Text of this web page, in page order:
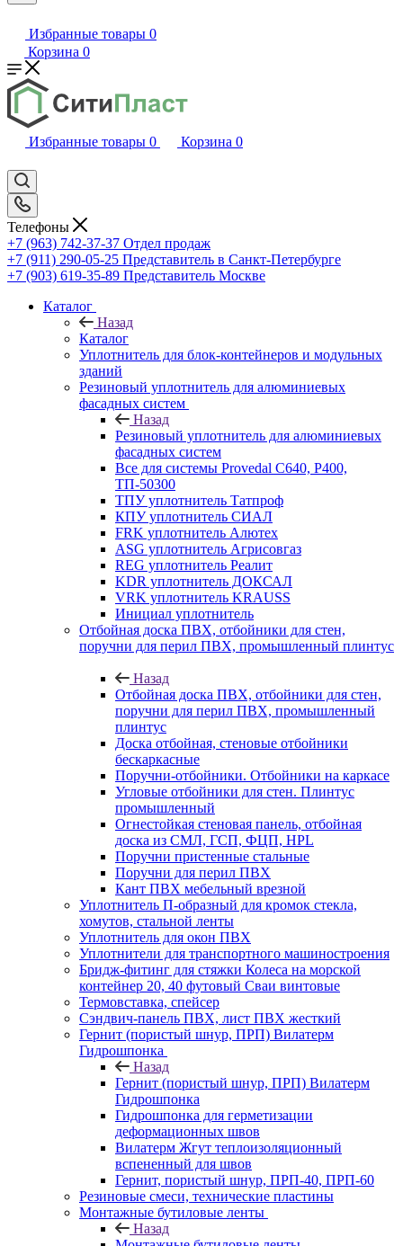
Избранные товары 0
Корзина 0
Избранные товары 0 Корзина 0
Телефоны
+7 (963) 742-37-37 Отдел продаж
+7 (911) 290-05-25 Представитель в Санкт-Петербурге
+7 (903) 619-35-89 Представитель Москве
Каталог
Назад
Каталог
Уплотнитель для блок-контейнеров и модульных
зданий
Резиновый уплотнитель для алюминиевых
фасадных систем
Назад
Резиновый уплотнитель для алюминиевых
фасадных систем
Все для системы Provedal С640, Р400,
ТП-50300
ТПУ уплотнитель Татпроф
КПУ уплотнитель СИАЛ
FRK уплотнитель Алютех
ASG уплотнитель Агрисовгаз
REG уплотнитель Реалит
KDR уплотнитель ДОКСАЛ
VRK уплотнитель KRAUSS
Инициал уплотнитель
Отбойная доска ПВХ, отбойники для стен,
поручни для перил ПВХ, промышленный плинтус
Назад
Отбойная доска ПВХ, отбойники для стен,
поручни для перил ПВХ, промышленный
плинтус
Доска отбойная, стеновые отбойники
бескаркасные
Поручни-отбойники. Отбойники на каркасе
Угловые отбойники для стен. Плинтус
промышленный
Огнестойкая стеновая панель, отбойная
доска из СМЛ, ГСП, ФЦП, HPL
Поручни пристенные стальные
Поручни для перил ПВХ
Кант ПВХ мебельный врезной
Уплотнитель П-образный для кромок стекла,
хомутов, стальной ленты
Уплотнитель для окон ПВХ
Уплотнители для транспортного машиностроения
Бридж-фитинг для стяжки Колеса на морской
контейнер 20, 40 футовый Сваи винтовые
Термовставка, спейсер
Сэндвич-панель ПВХ, лист ПВХ жесткий
Гернит (пористый шнур, ПРП) Вилатерм
Гидрошпонка
Назад
Гернит (пористый шнур, ПРП) Вилатерм
Гидрошпонка
Гидрошпонка для герметизации
деформационных швов
Вилатерм Жгут теплоизоляционный
вспененный для швов
Гернит, пористый шнур, ПРП-40, ПРП-60
Резиновые смеси, технические пластины
Монтажные бутиловые ленты
Назад